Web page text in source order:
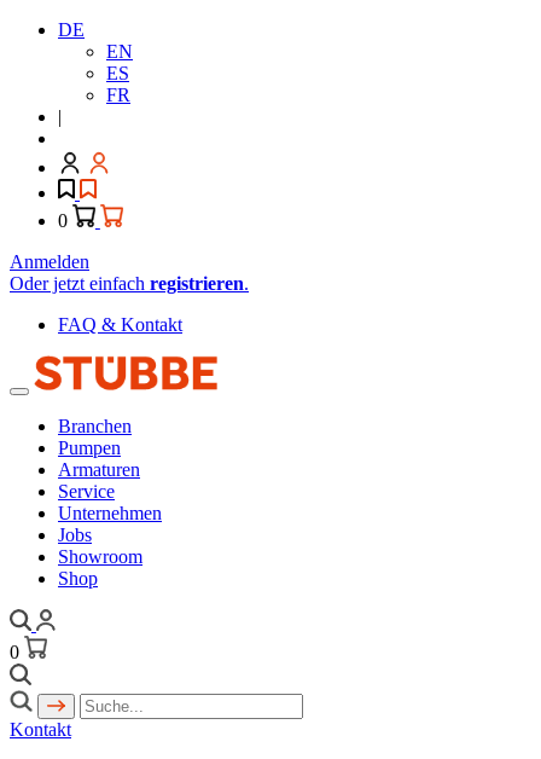
DE
EN
ES
FR
|
0
Anmelden
Oder jetzt einfach registrieren.
FAQ & Kontakt
Branchen
Pumpen
Armaturen
Service
Unternehmen
Jobs
Showroom
Shop
0
Kontakt